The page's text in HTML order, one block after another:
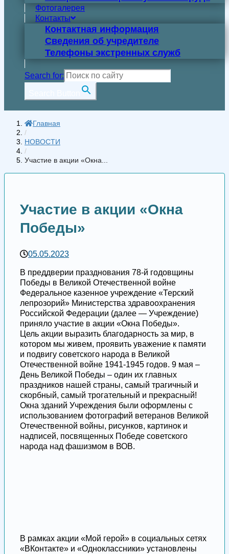
Фотогалерея
Контакты
Контактная информация
Сведения об учредителе
Телефоны экстренных служб
Search for:
Главная
/
НОВОСТИ
/
Участие в акции «Окна...
Участие в акции «Окна
Победы»
05.05.2023
В преддверии празднования 78-й годовщины
Победы в Великой Отечественной войне
Федеральное казенное учреждение «Терский
лепрозорий» Министерства здравоохранения
Российской Федерации (далее — Учреждение)
приняло участие в акции «Окна Победы».
Цель акции выразить благодарность за мир, в
котором мы живем, проявить уважение к памяти
и подвигу советского народа в Великой
Отечественной войне 1941-1945 годов. 9 мая –
День Великой Победы – один их главных
праздников нашей страны, самый трагичный и
скорбный, самый трогательный и прекрасный!
Окна зданий Учреждения были оформлены с
использованием фотографий ветеранов Великой
Отечественной войны, рисунков, картинок и
надписей, посвященных Победе советского
народа над фашизмом в ВОВ.
В рамках акции «Мой герой» в социальных сетях
«ВКонтакте» и «Одноклассники» установлены